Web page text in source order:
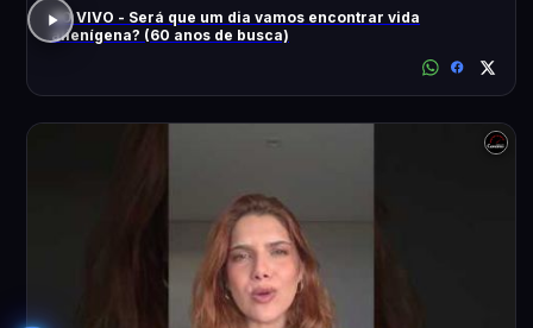
AO VIVO - Será que um dia vamos encontrar vida
alienígena? (60 anos de busca)